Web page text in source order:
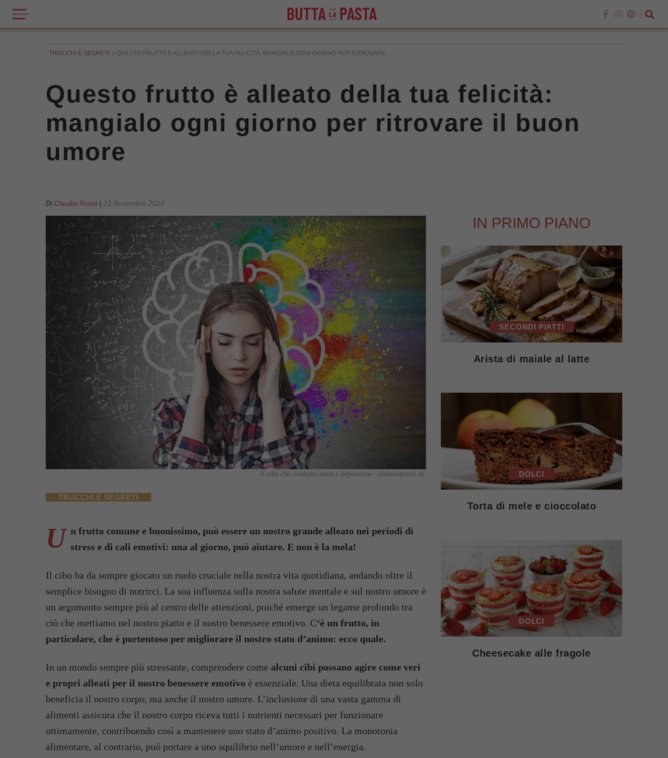
TRUCCHI E SEGRETI QUESTO FRUTTO È ALLEATO DELLA TUA FELICITÀ: MANGIALO OGNI GIORNO PER RITROVARE...
Questo frutto è alleato della tua felicità:
mangialo ogni giorno per ritrovare il buon
umore
Di Claudio Rossi | 23 Novembre 2023
Il cibo che combatte stress e depressione - (buttalapasta.it)
TRUCCHI E SEGRETI
U n frutto comune e buonissimo, può essere un nostro grande alleato nei periodi di
stress e di cali emotivi: una al giorno, può aiutare. E non è la mela!
Il cibo ha da sempre giocato un ruolo cruciale nella nostra vita quotidiana, andando oltre il
semplice bisogno di nutrirci. La sua influenza sulla nostra salute mentale e sul nostro umore è
un argomento sempre più al centro delle attenzioni, poiché emerge un legame profondo tra
ciò che mettiamo nel nostro piatto e il nostro benessere emotivo. C‘è un frutto, in
particolare, che è portentoso per migliorare il nostro stato d’animo: ecco quale.
In un mondo sempre più stressante, comprendere come alcuni cibi possano agire come veri
e propri alleati per il nostro benessere emotivo è essenziale. Una dieta equilibrata non solo
beneficia il nostro corpo, ma anche il nostro umore. L’inclusione di una vasta gamma di
alimenti assicura che il nostro corpo riceva tutti i nutrienti necessari per funzionare
ottimamente, contribuendo così a mantenere uno stato d’animo positivo. La monotonia
alimentare, al contrario, può portare a uno squilibrio nell’umore e nell’energia.
IN PRIMO PIANO
SECONDI PIATTI
Arista di maiale al latte
DOLCI
Torta di mele e cioccolato
DOLCI
Cheesecake alle fragole